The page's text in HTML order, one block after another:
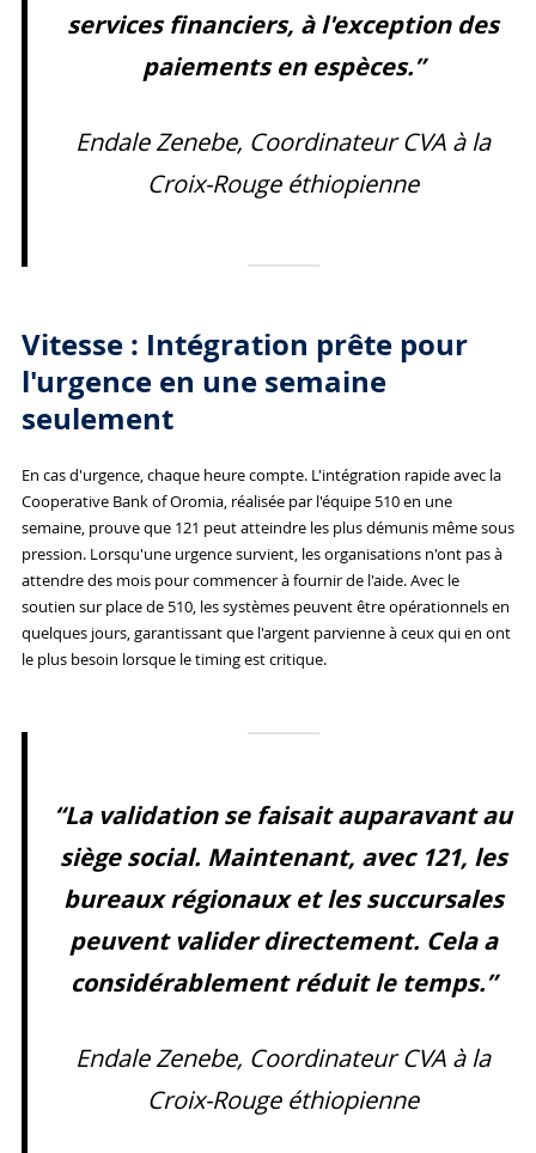
services financiers, à l'exception des
paiements en espèces.”
Endale Zenebe, Coordinateur CVA à la
Croix-Rouge éthiopienne
Vitesse : Intégration prête pour
l'urgence en une semaine
seulement
En cas d'urgence, chaque heure compte. L'intégration rapide avec la
Cooperative Bank of Oromia, réalisée par l'équipe 510 en une
semaine, prouve que 121 peut atteindre les plus démunis même sous
pression. Lorsqu'une urgence survient, les organisations n'ont pas à
attendre des mois pour commencer à fournir de l'aide. Avec le
soutien sur place de 510, les systèmes peuvent être opérationnels en
quelques jours, garantissant que l'argent parvienne à ceux qui en ont
le plus besoin lorsque le timing est critique.
“La validation se faisait auparavant au
siège social. Maintenant, avec 121, les
bureaux régionaux et les succursales
peuvent valider directement. Cela a
considérablement réduit le temps.”
Endale Zenebe, Coordinateur CVA à la
Croix-Rouge éthiopienne